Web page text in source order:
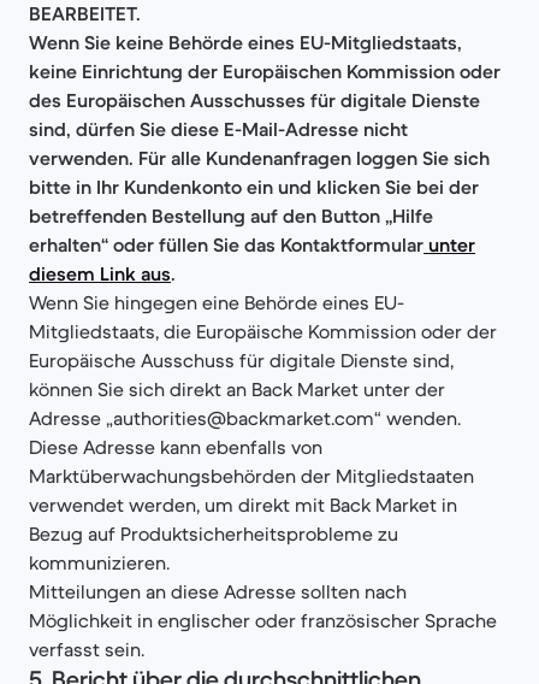
BEARBEITET.
Wenn Sie keine Behörde eines EU-Mitgliedstaats,
keine Einrichtung der Europäischen Kommission oder
des Europäischen Ausschusses für digitale Dienste
sind, dürfen Sie diese E-Mail-Adresse nicht
verwenden. Für alle Kundenanfragen loggen Sie sich
bitte in Ihr Kundenkonto ein und klicken Sie bei der
betreffenden Bestellung auf den Button „Hilfe
erhalten“ oder füllen Sie das Kontaktformular unter
diesem Link aus.
Wenn Sie hingegen eine Behörde eines EU-
Mitgliedstaats, die Europäische Kommission oder der
Europäische Ausschuss für digitale Dienste sind,
können Sie sich direkt an Back Market unter der
Adresse „authorities@backmarket.com“ wenden.
Diese Adresse kann ebenfalls von
Marktüberwachungsbehörden der Mitgliedstaaten
verwendet werden, um direkt mit Back Market in
Bezug auf Produktsicherheitsprobleme zu
kommunizieren.
Mitteilungen an diese Adresse sollten nach
Möglichkeit in englischer oder französischer Sprache
verfasst sein.